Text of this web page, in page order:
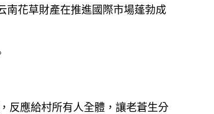
南花草財產在推進國際市場蓬勃成
反應給村所有人全體，讓老蒼生分